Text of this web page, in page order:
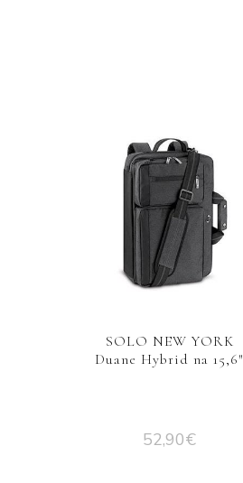
SOLO NEW YORK
Duane Hybrid na 15,6″
52,90€